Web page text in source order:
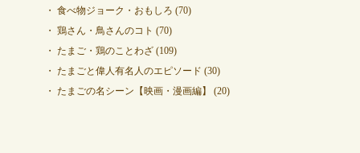
食べ物ジョーク・おもしろ (70)
鶏さん・鳥さんのコト (70)
たまご・鶏のことわざ(109)
たまごと偉人有名人のエピソード (30)
たまごの名シーン【映画・漫画編】
(20)